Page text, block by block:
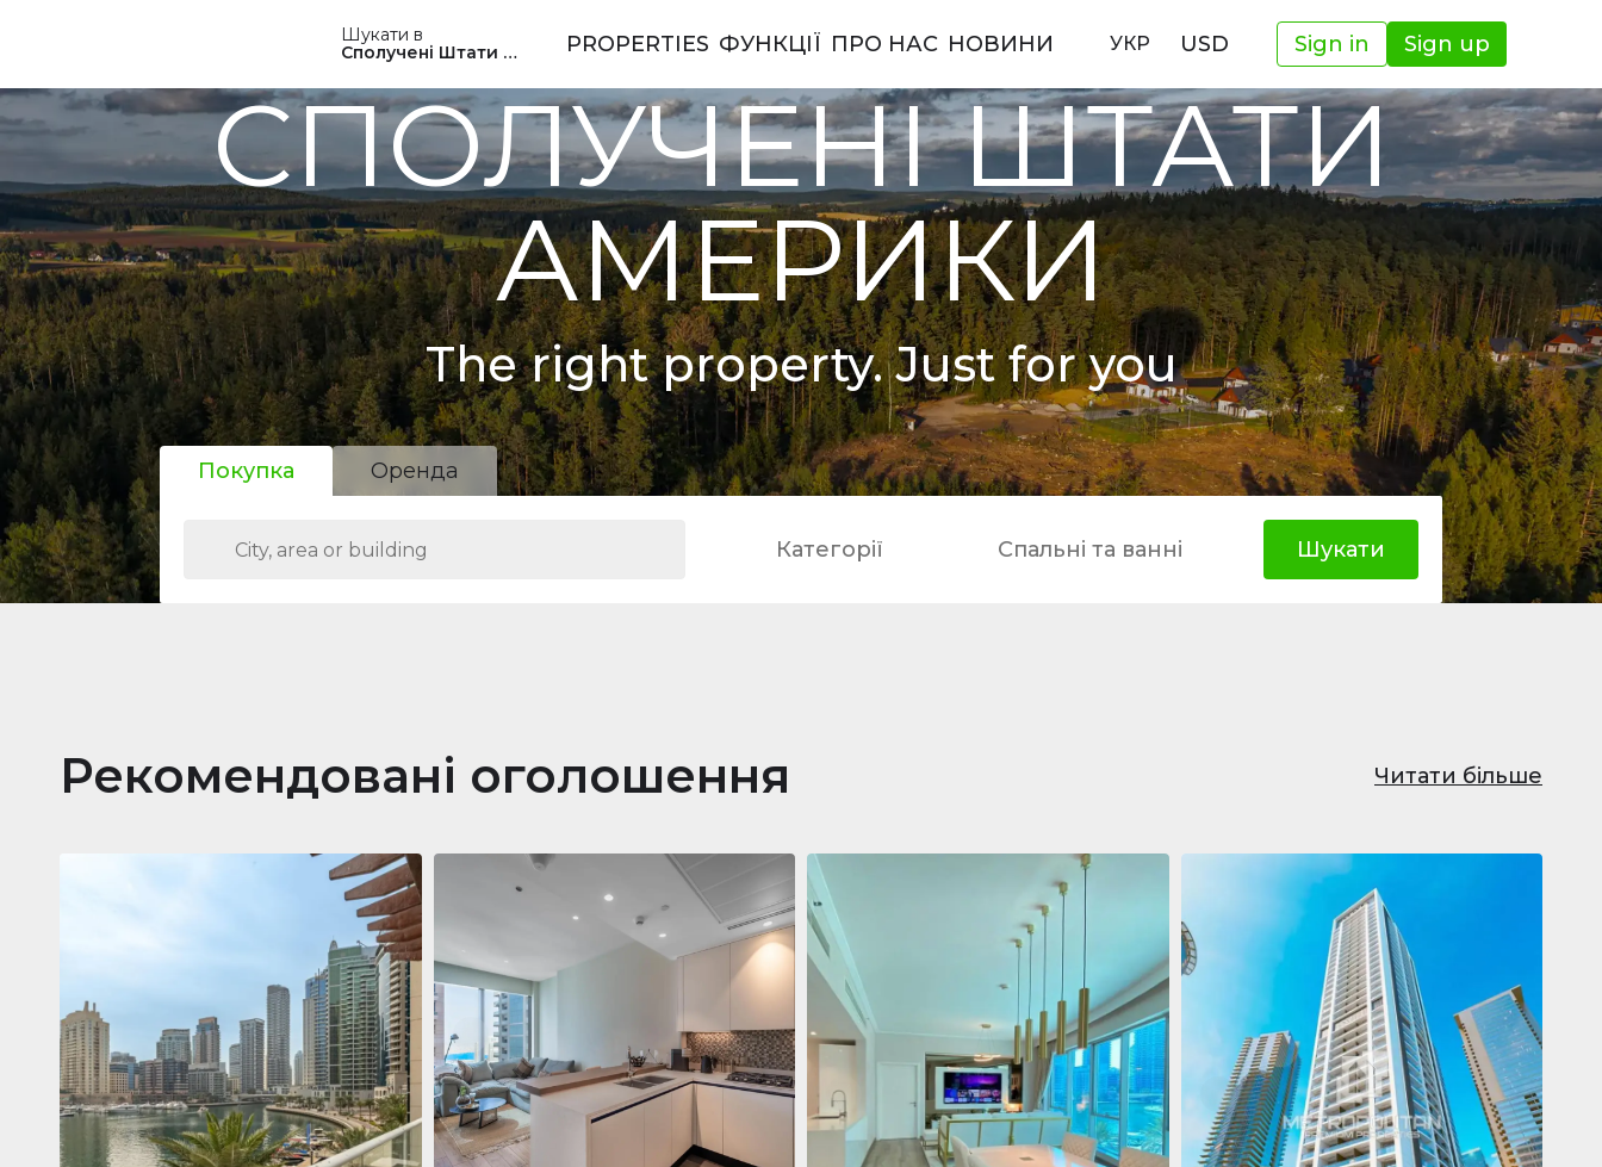
Шукати в
Сполучені Штати АмерикиPROPERTIES ФУНКЦІЇ ПРО НАС НОВИНИ УКР USD Sign in Sign up
СПОЛУЧЕНІ ШТАТИ
АМЕРИКИ
The right property. Just for you
Покупка Оренда
Категорії Спальні та ванні Шукати
Рекомендовані оголошення Читати більше
Квартира688 011 $
Jumeirah Living Marina Gate
Jumeirah Living Marina Gate, Marina
Gate, Dubai Marina, Dubai